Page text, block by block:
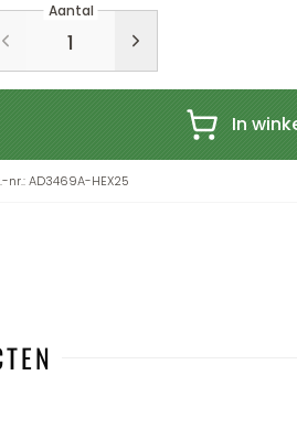
Aantal
In
nr.:AD3469A-HEX25